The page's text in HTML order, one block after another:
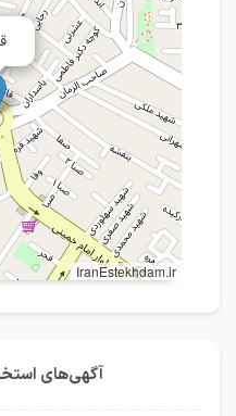
IranEstekhdam.ir
آگهی‌های